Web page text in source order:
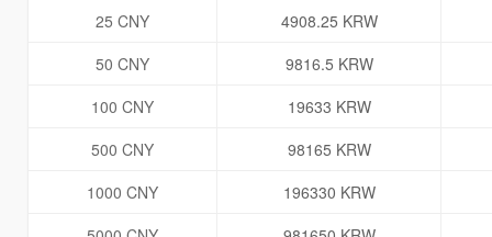
25 CNY
4908.25 KRW
50 CNY
9816.5 KRW
100 CNY
19633 KRW
500 CNY
98165 KRW
1000 CNY
196330 KRW